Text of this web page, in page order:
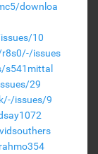
downloa
10
issues
s541mittal
29
issues/9